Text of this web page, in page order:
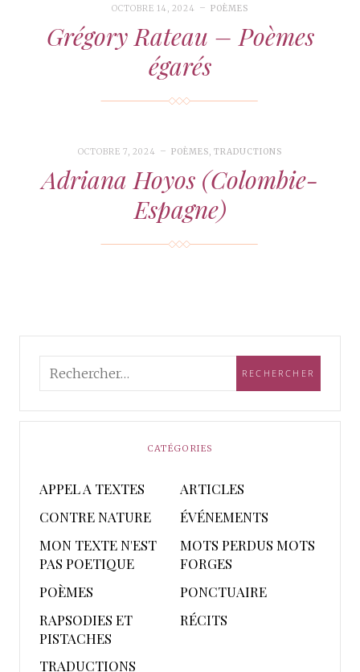
OCTOBRE 14, 2024 POÈMES
Grégory Rateau – Poèmes
égarés
OCTOBRE 7, 2024 POÈMES,TRADUCTIONS
Adriana Hoyos (Colombie-
Espagne)
CATÉGORIES
APPEL A TEXTES
ARTICLES
CONTRE NATURE
ÉVÉNEMENTS
MON TEXTE N'EST
PAS POETIQUE
MOTS PERDUS MOTS
FORGES
POÈMES
PONCTUAIRE
RAPSODIES ET
PISTACHES
RÉCITS
TRADUCTIONS